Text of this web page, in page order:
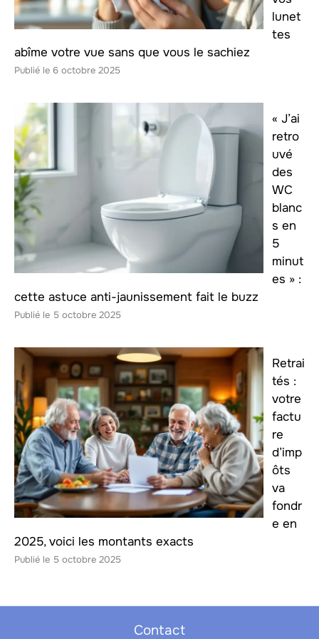
lunet
tes
abîme votre vue sans que vous le sachiez
6 octobre 2025
« J’ai
retro
uvé
des
WC
blanc
s en
5
minut
es » :
cette astuce anti-jaunissement fait le buzz
5 octobre 2025
Retrai
tés :
votre
factu
re
d’imp
ôts
va
fondr
e en
2025, voici les montants exacts
5 octobre 2025
Contact